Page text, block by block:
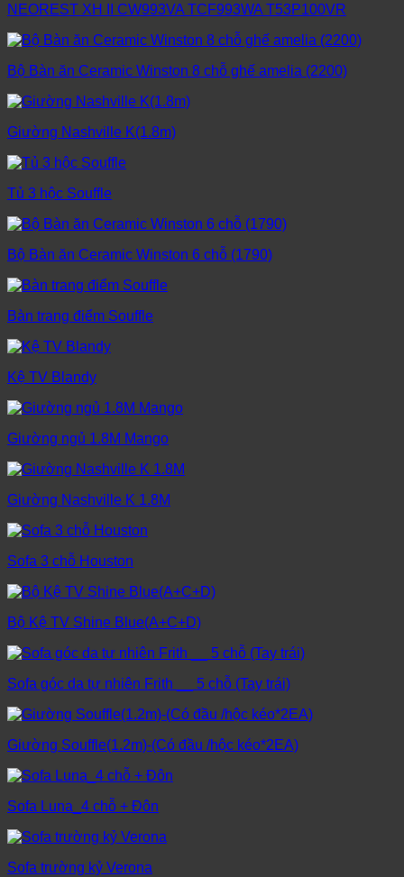
NEOREST XH II CW993VA TCF993WA T53P100VR
Bộ Bàn ăn Ceramic Winston 8 chỗ ghế amelia (2200)
Giường Nashville K(1.8m)
Tủ 3 hộc Souffle
Bộ Bàn ăn Ceramic Winston 6 chỗ (1790)
Bàn trang điểm Souffle
Kệ TV Blandy
Giường ngủ 1.8M Mango
Giường Nashville K 1.8M
Sofa 3 chỗ Houston
Bộ Kệ TV Shine Blue(A+C+D)
Sofa góc da tự nhiên Frith __ 5 chỗ (Tay trái)
Giường Souffle(1.2m)-(Có đầu /hộc kéo*2EA)
Sofa Luna_4 chỗ + Đôn
Sofa trường kỷ Verona